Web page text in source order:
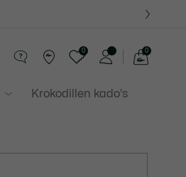
Krokodillen kado's
0
shopping
bag
0